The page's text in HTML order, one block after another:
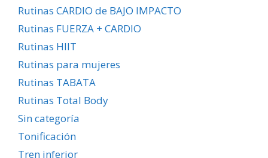
Rutinas CARDIO de BAJO IMPACTO
Rutinas FUERZA + CARDIO
Rutinas HIIT
Rutinas para mujeres
Rutinas TABATA
Rutinas Total Body
Sin categoría
Tonificación
Tren inferior